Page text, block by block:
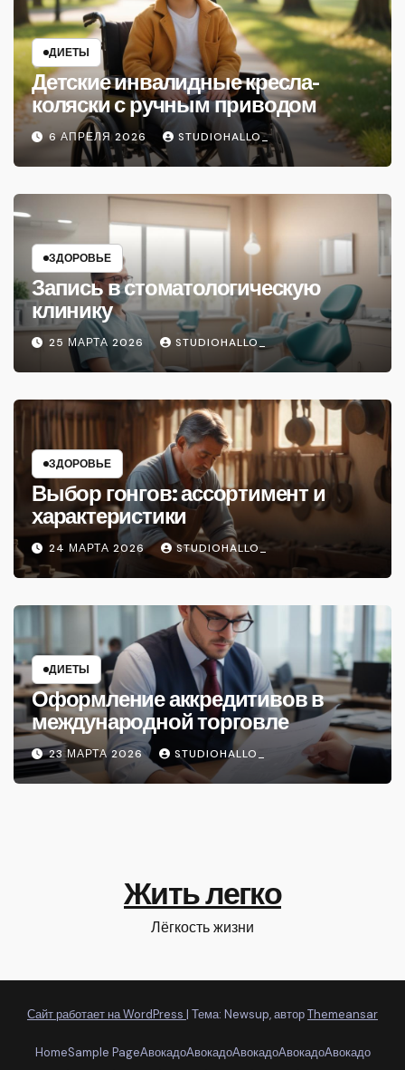
ДИЕТЫ
Детские инвалидные кресла-
коляски с ручным приводом
6 АПРЕЛЯ 2026 STUDIOHALLO_
ЗДОРОВЬЕ
Запись в стоматологическую
клинику
25 МАРТА 2026 STUDIOHALLO_
ЗДОРОВЬЕ
Выбор гонгов: ассортимент и
характеристики
24 МАРТА 2026 STUDIOHALLO_
ДИЕТЫ
Оформление аккредитивов в
международной торговле
23 МАРТА 2026 STUDIOHALLO_
Жить легко
Лёгкость жизни
Сайт работает на WordPress | Тема: Newsup, авторThemeansar
HomeSample PageАвокадоАвокадоАвокадоАвокадоАвокадо